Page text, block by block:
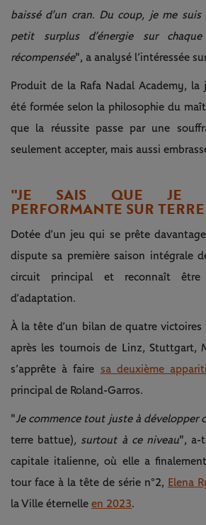
baissé d’un cran. Du coup, je me suis
petit surplus d’énergie sur
récompensée", a analysé l’intéressée
Produit de la Rafa Nadal Academy, la
été formée selon la philosophie du
que la réussite passe par une
seulement accepter, mais aussi
"JE SAIS QUE JE
PERFORMANTE SUR
Dotée d’un jeu qui se prête
dispute sa première saison intégrale
circuit principal et reconnaît être
d’adaptation.
À la tête d’un bilan de quatre
après les tournois de Linz, Stuttgart,
s’apprête à faire sa deuxième
principal de Roland-Garros.
"Je commence tout juste à développer
terre battue), surtout à ce niveau", a-
capitale italienne, où elle a
tour face à la tête de série n°2, Elena
la Ville éternelle en 2023.